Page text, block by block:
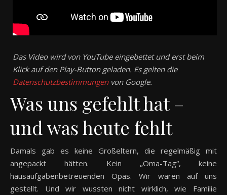
Das Video wird von YouTube eingebettet und erst beim
Klick auf den Play-Button geladen. Es gelten die
Datenschutzbestimmungenvon Google.
Was uns gefehlt hat –
und was heute fehlt
Damals gab es keine Großeltern, die regelmäßig mit
angepackt hätten. Kein „Oma-Tag“, keine
hausaufgabenbetreuenden Opas. Wir waren auf uns
gestellt. Und wir wussten nicht wirklich, wie Familie